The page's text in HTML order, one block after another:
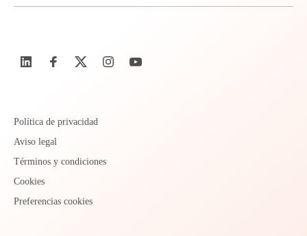
Política de privacidad
Aviso legal
Términos y condiciones
Cookies
Preferencias cookies